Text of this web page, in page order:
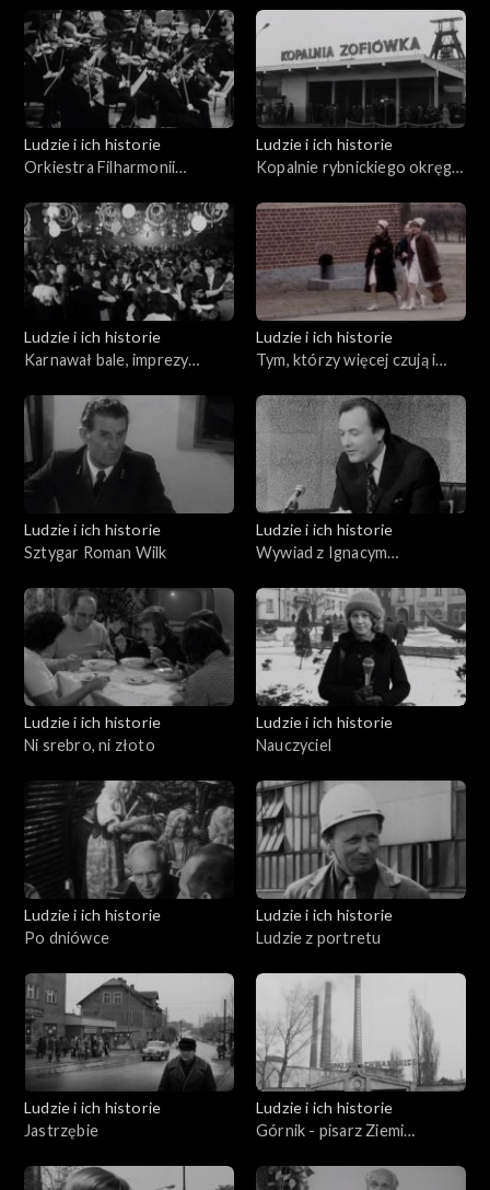
Ludzie i ich historie
Orkiestra Filharmonii
Ludzie i ich historie
Kopalnie rybnickiego okręgu
Ludzie i ich historie
Karnawał bale, imprezy
Ludzie i ich historie
Tym, którzy więcej czują i
Ludzie i ich historie
Sztygar Roman Wilk
Ludzie i ich historie
Wywiad z Ignacym
Ludzie i ich historie
Ni srebro, ni złoto
Ludzie i ich historie
Nauczyciel
Ludzie i ich historie
Po dniówce
Ludzie i ich historie
Ludzie z portretu
Ludzie i ich historie
Jastrzębie
Ludzie i ich historie
Górnik - pisarz Ziemi